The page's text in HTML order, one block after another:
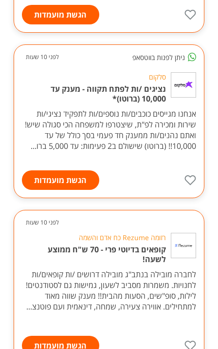
הגשת מועמדות
ניתן לפנות בווטסאפ לפני 10 שעות
סלקום
נציגים /ות לפתח תקווה - מענק עד
10,000 (ברוטו)*
אנחנו מגייסים כוכבים/ות נוספים/ות לתפקיד נציגי/ות
שירות ומכירה לפ"ת, שיצטרפו למשפחה הכי סגולה שיש!
ואתם נהנים/ות ממענק חד פעמי בסך כולל של עד
10,000!! (ברוטו) שישולם ב2 פעימות: עד 5,000 ברו...
הגשת מועמדות
לפני 10 שעות
רזומה Rezume כח אדם והשמה
קופאים בדיוטי פרי - 70 ש"ח ממוצע
לשעה!
לחברה מובילה בנתב"ג מובילה דרושים /ות קופאים/ות
לחנויות. משמרות מסביב לשעון, גמישות גם לסטודנטים!
לילות, סופ"שים, הסעות מהבית!! מענק שווה מאוד
למתחילים. אווירה צעירה, שמחה, דינאמית ועם פוטנצ...
הגשת מועמדות